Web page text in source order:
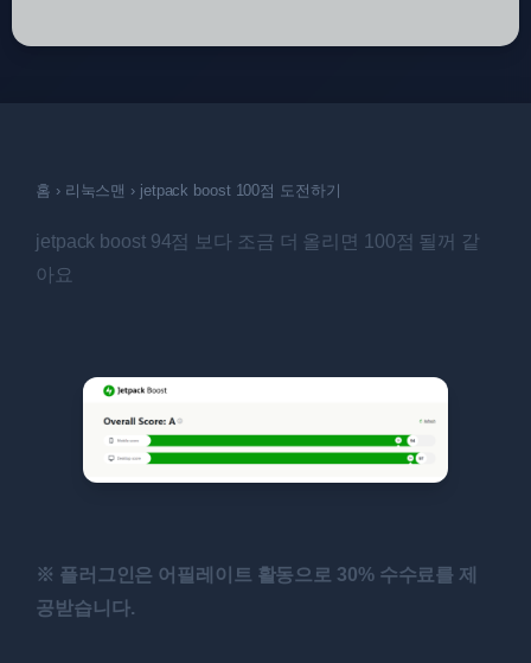
홈 › 리눅스맨 › jetpack boost 100점 도전하기
jetpack boost 94점 보다 조금 더 올리면 100점 될꺼 같
아요
※ 플러그인은 어필레이트 활동으로 30% 수수료를 제
공받습니다.